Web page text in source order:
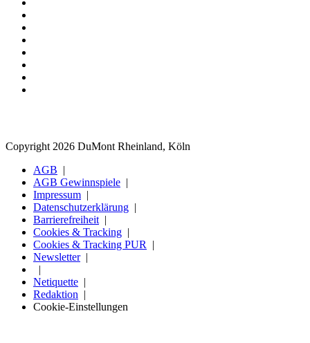
Copyright 2026 DuMont Rheinland, Köln
AGB
AGB Gewinnspiele
Impressum
Datenschutzerklärung
Barrierefreiheit
Cookies & Tracking
Cookies & Tracking PUR
Newsletter
Netiquette
Redaktion
Cookie-Einstellungen